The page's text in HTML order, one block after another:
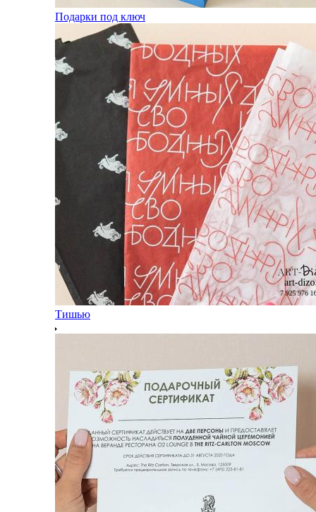
Подарки под ключ
Тишью